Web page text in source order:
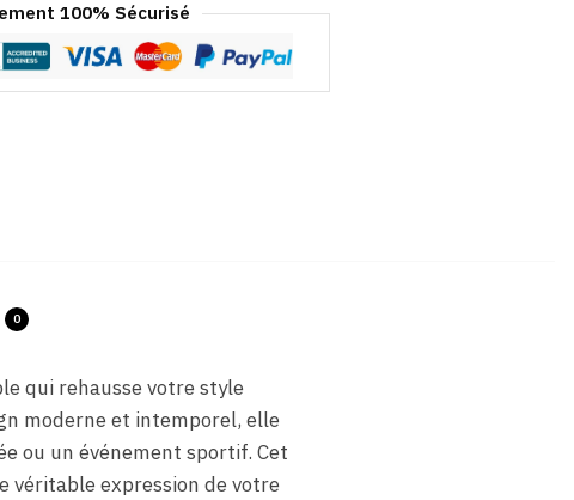
100% Sécurisé
0
qui rehausse votre style
moderne et intemporel, elle
ou un événement sportif. Cet
véritable expression de votre